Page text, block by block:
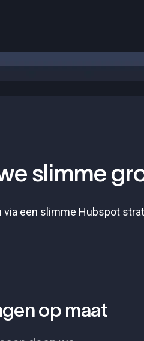
slimme
een slimme Hubspot
op maat